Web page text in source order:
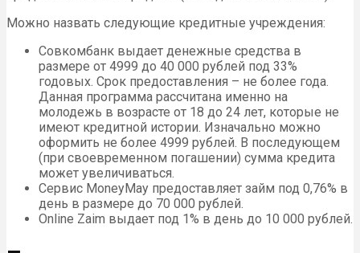
Можно назвать следующие кредитные учреждения:
Совкомбанк выдает денежные средства в
размере от 4999 до 40 000 рублей под 33%
годовых. Срок предоставления – не более года.
Данная программа рассчитана именно на
молодежь в возрасте от 18 до 24 лет, которые не
имеют кредитной истории. Изначально можно
оформить не более 4999 рублей. В последующем
(при своевременном погашении) сумма кредита
может увеличиваться.
Сервис MoneyMay предоставляет займ под 0,76% в
день в размере до 70 000 рублей.
Online Zaim выдает под 1% в день до 10 000 рублей.